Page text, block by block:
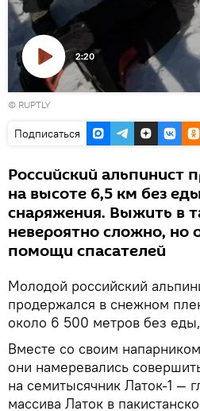
Воспроизвести
видео
2:20
© RUPTLY
Подписаться
Российский альпинист
на высоте 6,5 км без
снаряжения. Выжить в
невероятно сложно, но
помощи спасателей
Молодой российский
продержался в снежном
около 6 500 метров без
Вместе со своим
они намеревались
на семитысячник Латок-1 —
массива Латок в